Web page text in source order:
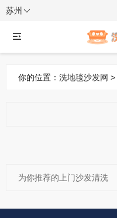
苏州
你的位置： 洗地毯沙发网 >
为你推荐的上门沙发清洗